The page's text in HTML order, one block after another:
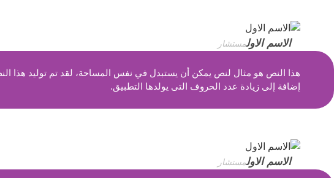
الاسم الاولمستشار
هذا النص هو مثال لنص يمكن أن يستبدل في نفس المساحة، لقد تم توليد هذا
إضافة إلى زيادة عدد الحروف التى يولدها التطبيق.
الاسم الاولمستشار